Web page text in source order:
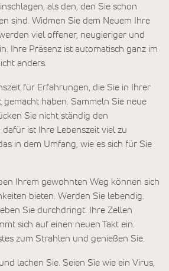
als den, den Sie schon
sind. Widmen Sie dem Neuem Ihre
viel offener, neugieriger und
Ihre Präsenz ist automatisch ganz im
anders.
für Erfahrungen, die Sie in Ihrer
gemacht haben. Sammeln Sie neue
Sie nicht ständig den
ist Ihre Lebenszeit viel zu
in dem Umfang, wie es sich für Sie
Ihrem gewohnten Weg können sich
bieten. Werden Sie lebendig.
Sie durchdringt. Ihre Zellen
sich auf einen neuen Takt ein.
zum Strahlen und genießen Sie.
lachen Sie. Seien Sie wie ein Virus,